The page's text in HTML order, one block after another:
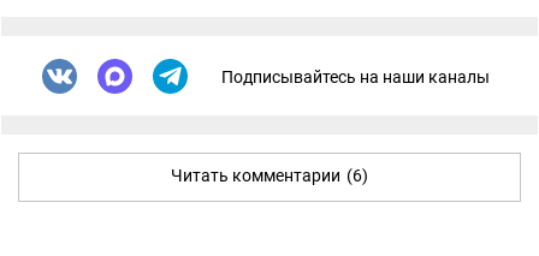
Подписывайтесь на наши каналы
Читать комментарии (6)